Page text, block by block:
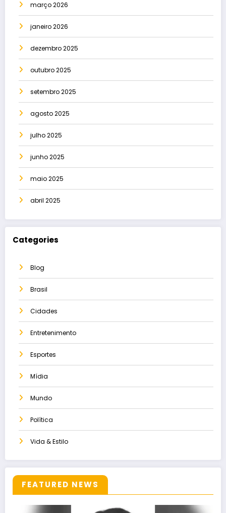
março 2026
janeiro 2026
dezembro 2025
outubro 2025
setembro 2025
agosto 2025
julho 2025
junho 2025
maio 2025
abril 2025
Categories
Blog
Brasil
Cidades
Entretenimento
Esportes
Mídia
Mundo
Política
Vida & Estilo
FEATURED NEWS